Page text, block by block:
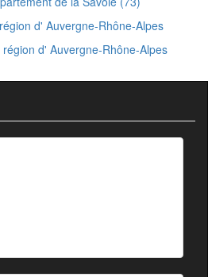
d' Auvergne-Rhône-Alpes
d' Auvergne-Rhône-Alpes